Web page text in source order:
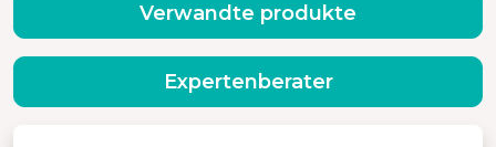
Verwandte produkte
Expertenberater